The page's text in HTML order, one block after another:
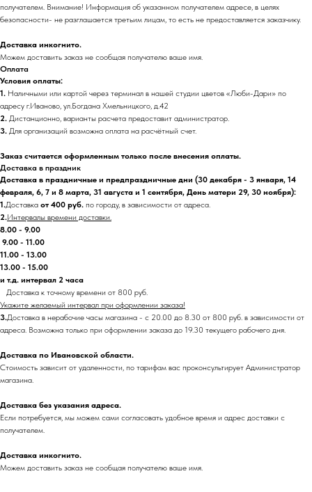
получателем. Внимание! Информация об указанном получателем адресе, в целях
безопасности- не разглашается третьим лицам, то есть не предоставляется заказчику.
Доставка инкогнито.
Можем доставить заказ не сообщая получателю ваше имя.
Оплата
Условия оплаты:
1. Наличными или картой через терминал в нашей студии цветов «Люби-Дари» по
адресу г.Иваново, ул.Богдана Хмельницкого, д.42
2. Дистанционно, варианты расчета предоставит администратор.
3. Для организаций возможна оплата на расчётный счет.
Заказ считается оформленным только после внесения оплаты.
Доставка в праздник
Доставка в праздничные и предпраздничные дни (30 декабря - 3 января, 14
февраля, 6, 7 и 8 марта, 31 августа и 1 сентября, День матери 29, 30 ноября):
1.Доставка от 400 руб. по городу, в зависимости от адреса.
2.Интервалы времени доставки.
8.00 - 9.00
9.00 - 11.00
11.00 - 13.00
13.00 - 15.00
и т.д. интервал 2 часа
Доставка к точному времени от 800 руб.
Укажите желаемый интервал при оформлении заказа!
3.Доставка в нерабочие часы магазина - с 20.00 до 8.30 от 800 руб. в зависимости от
адреса. Возможна только при оформлении заказа до 19.30 текущего рабочего дня.
Доставка по Ивановской области.
Стоимость зависит от удаленности, по тарифам вас проконсультирует Администратор
магазина.
Доставка без указания адреса.
Если потребуется, мы можем сами согласовать удобное время и адрес доставки с
получателем.
Доставка инкогнито.
Можем доставить заказ не сообщая получателю ваше имя.